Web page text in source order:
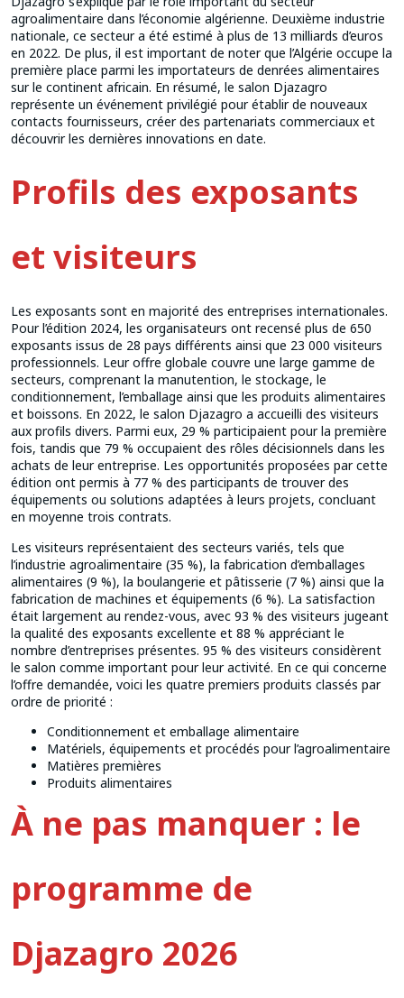
agroalimentaire dans l’économie algérienne. Deuxième industrie
nationale, ce secteur a été estimé à plus de 13 milliards d’euros
en 2022. De plus, il est important de noter que l’Algérie occupe la
première place parmi les importateurs de denrées alimentaires
sur le continent africain. En résumé, le salon Djazagro
représente un événement privilégié pour établir de nouveaux
contacts fournisseurs, créer des partenariats commerciaux et
découvrir les dernières innovations en date.
Profils des exposants
et visiteurs
Les exposants sont en majorité des entreprises internationales.
Pour l’édition 2024, les organisateurs ont recensé plus de 650
exposants issus de 28 pays différents ainsi que 23 000 visiteurs
professionnels. Leur offre globale couvre une large gamme de
secteurs, comprenant la manutention, le stockage, le
conditionnement, l’emballage ainsi que les produits alimentaires
et boissons. En 2022, le salon Djazagro a accueilli des visiteurs
aux profils divers. Parmi eux, 29 % participaient pour la première
fois, tandis que 79 % occupaient des rôles décisionnels dans les
achats de leur entreprise. Les opportunités proposées par cette
édition ont permis à 77 % des participants de trouver des
équipements ou solutions adaptées à leurs projets, concluant
en moyenne trois contrats.
Les visiteurs représentaient des secteurs variés, tels que
l’industrie agroalimentaire (35 %), la fabrication d’emballages
alimentaires (9 %), la boulangerie et pâtisserie (7 %) ainsi que la
fabrication de machines et équipements (6 %). La satisfaction
était largement au rendez-vous, avec 93 % des visiteurs jugeant
la qualité des exposants excellente et 88 % appréciant le
nombre d’entreprises présentes. 95 % des visiteurs considèrent
le salon comme important pour leur activité. En ce qui concerne
l’offre demandée, voici les quatre premiers produits classés par
ordre de priorité :
Conditionnement et emballage alimentaire
Matériels, équipements et procédés pour l’agroalimentaire
Matières premières
Produits alimentaires
À ne pas manquer : le
programme de
Djazagro 2026